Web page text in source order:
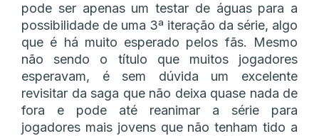
pode ser apenas um testar de águas para a
possibilidade de uma 3ª iteração da série, algo
que é há muito esperado pelos fãs. Mesmo
não sendo o título que muitos jogadores
esperavam, é sem dúvida um excelente
revisitar da saga que não deixa quase nada de
fora e pode até reanimar a série para
jogadores mais jovens que não tenham tido a